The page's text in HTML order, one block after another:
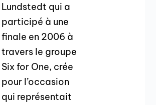
Lundstedt qui a
participé à une
finale en 2006 à
travers le groupe
Six for One, crée
pour l’occasion
qui représentait